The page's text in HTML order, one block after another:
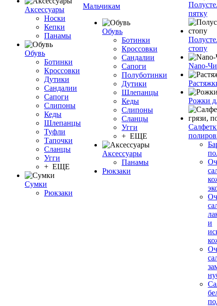
Аксессуары
Носки
Кепки
Панамы
Обувь
Ботинки
Кроссовки
Дутики
Сандалии
Сапоги
Слипоны
Кеды
Шлепанцы
Туфли
Тапочки
Сланцы
Угги
+ ЕЩЕ
Сумки
Рюкзаки
Мальчикам
Обувь
Ботинки
Кроссовки
Сандалии
Сапоги
Полуботинки
Дутики
Шлепанцы
Кеды
Слипоны
Сланцы
Угги
+ ЕЩЕ
Аксессуары
Панамы
Рюкзаки
пятку
стопу
Nano-
Рожки
и